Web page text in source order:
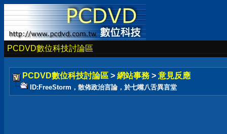
PCDVD數位科技討論區
PCDVD數位科技討論區 > 網站事務 > 意見反應
ID:FreeStorm，散佈政治言論，於七嘴八舌異言堂